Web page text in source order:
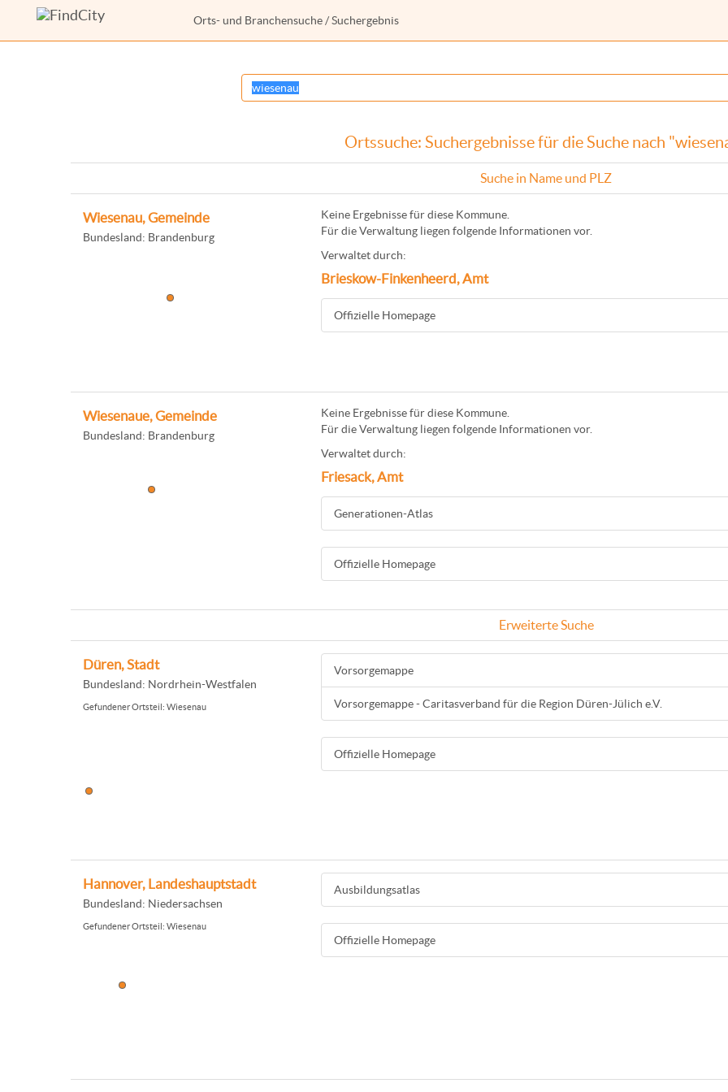
Orts- und Branchensuche / Suchergebnis
Ortssuche: Suchergebnisse für die Suche nach
Suche in Name und PLZ
Wiesenau, Gemeinde
Bundesland: Brandenburg
Keine Ergebnisse für diese Kommune.
Für die Verwaltung liegen folgende Informationen vor.
Verwaltet durch:
Brieskow-Finkenheerd, Amt
Offizielle Homepage
Wiesenaue, Gemeinde
Bundesland: Brandenburg
Keine Ergebnisse für diese Kommune.
Für die Verwaltung liegen folgende Informationen vor.
Verwaltet durch:
Friesack, Amt
Generationen-Atlas
Offizielle Homepage
Erweiterte Suche
Düren, Stadt
Bundesland: Nordrhein-Westfalen
Gefundener Ortsteil: Wiesenau
Vorsorgemappe
Vorsorgemappe - Caritasverband für die Region Düren-Jülich e.V.
Offizielle Homepage
Hannover, Landeshauptstadt
Bundesland: Niedersachsen
Gefundener Ortsteil: Wiesenau
Ausbildungsatlas
Offizielle Homepage